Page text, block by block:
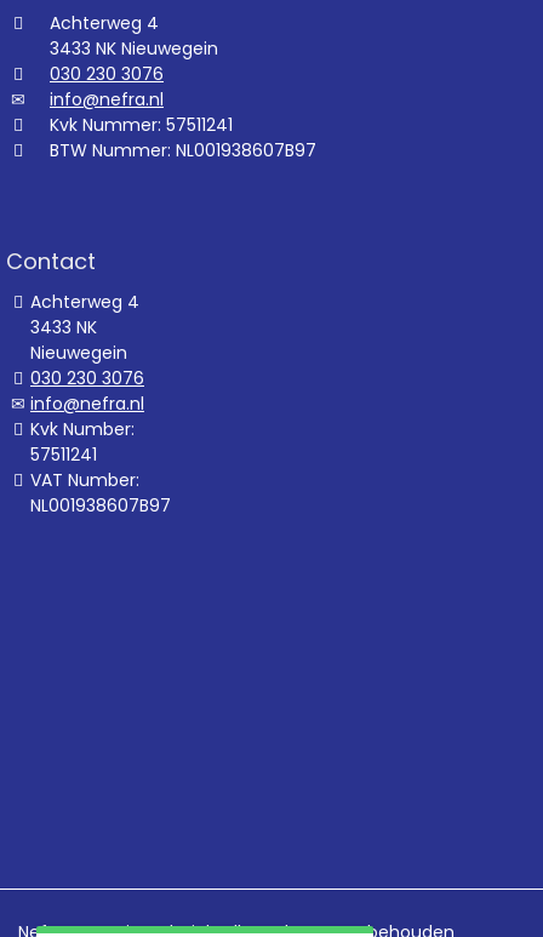
Achterweg 4
3433 NK Nieuwegein
030 230 3076
info@nefra.nl
Kvk Nummer: 57511241
BTW Nummer: NL001938607B97
Contact
Achterweg 4
3433 NK
Nieuwegein
030 230 3076
info@nefra.nl
Kvk Number:
57511241
VAT Number:
NL001938607B97